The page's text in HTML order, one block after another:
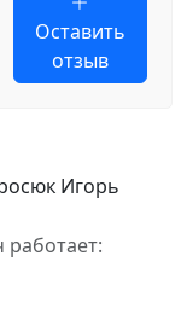
Оставить
отзыв
Игорь
работает: